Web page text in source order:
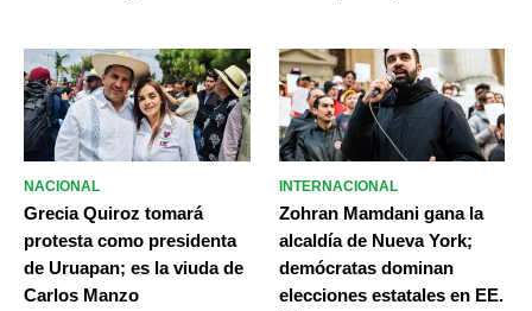
NACIONAL
Grecia Quiroz tomará
protesta como presidenta
de Uruapan; es la viuda de
Carlos Manzo
INTERNACIONAL
Zohran Mamdani gana la
alcaldía de Nueva York;
demócratas dominan
elecciones estatales en EE.